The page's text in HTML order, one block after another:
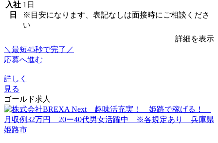
入社
日
1日
※目安になります、表記なしは面接時にご相談くださ
い
詳細を表示
＼最短45秒で完了／
応募へ進む
詳しく
見る
ゴールド求人